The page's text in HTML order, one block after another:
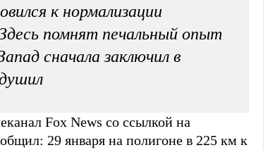
к нормализации
помнят печальный опыт
сначала заключил в
Fox News со ссылкой на
29 января на полигоне в 225 км к